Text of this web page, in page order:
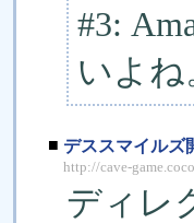
#3:
いよね
■ デススマイルズ
http://cave-
ディレ